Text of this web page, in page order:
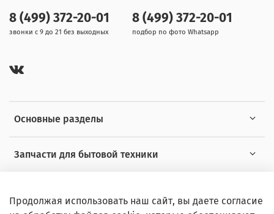
Основные разделы
Запчасти для бытовой техники
8 (499) 372-20-01
звонки с 9 до 21 без выходных
8 (499) 372-20-01
подбор по фото Whatsapp
Продолжая использовать наш сайт, вы даете согласие